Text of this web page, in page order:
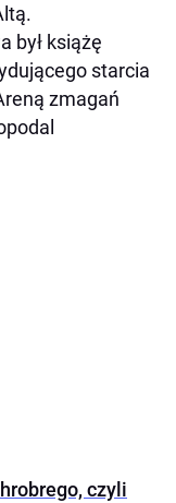
był książę
starcia
zmagań
czyli